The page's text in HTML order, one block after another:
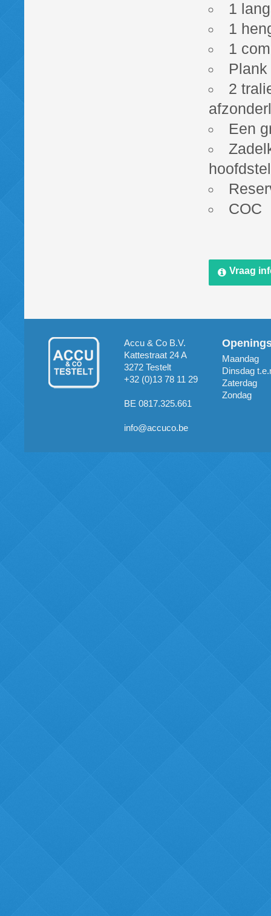
1
1
1
2
Een
COC
Vraag
Accu & Co B.V.
Kattestraat 24 A
3272 Testelt
+32 (0)13 78 11 29
BE 0817.325.661
info@accuco.be
Maandag
Dinsdag
Zaterdag
Zondag